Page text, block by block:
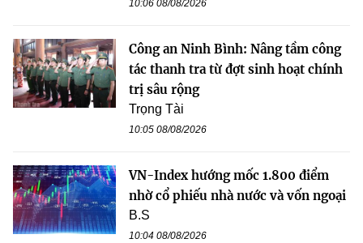
10:06 08/08/2026
Công an Ninh Bình: Nâng tầm công
tác thanh tra từ đợt sinh hoạt chính
trị sâu rộng
Trọng Tài
10:05 08/08/2026
VN-Index hướng mốc 1.800 điểm
nhờ cổ phiếu nhà nước và vốn ngoại
B.S
10:04 08/08/2026